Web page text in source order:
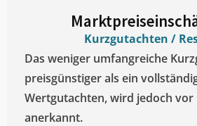
Kurzgutachten /
Das weniger umfangreiche
preisgünstiger als ein
Wertgutachten, wird jedoch
anerkannt.